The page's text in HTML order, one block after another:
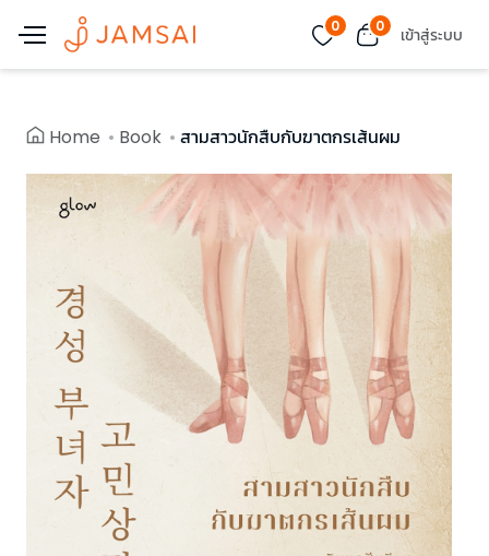
0 0 เข้าสู่ระบบ
Home Book สามสาวนักสืบกับฆาตกรเส้นผม